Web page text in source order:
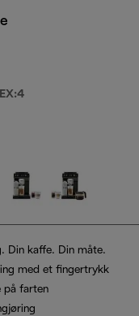
Din kaffe. Din måte.
med et fingertrykk
på farten